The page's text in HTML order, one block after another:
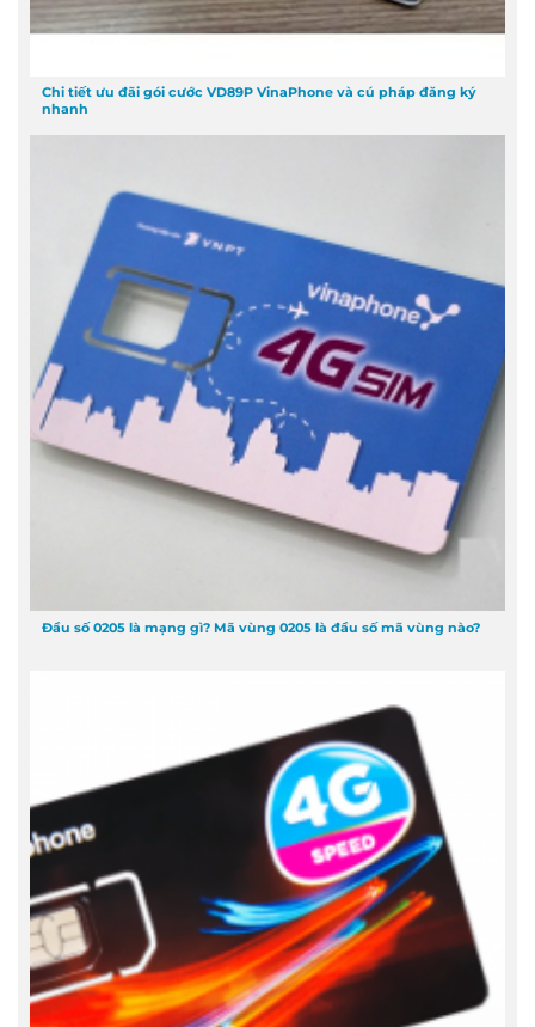
Chi tiết ưu đãi gói cước VD89P VinaPhone và cú pháp đăng ký
nhanh
Đầu số 0205 là mạng gì? Mã vùng 0205 là đầu số mã vùng nào?